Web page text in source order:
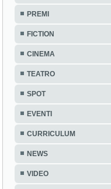
PREMI
FICTION
CINEMA
TEATRO
SPOT
EVENTI
CURRICULUM
NEWS
VIDEO